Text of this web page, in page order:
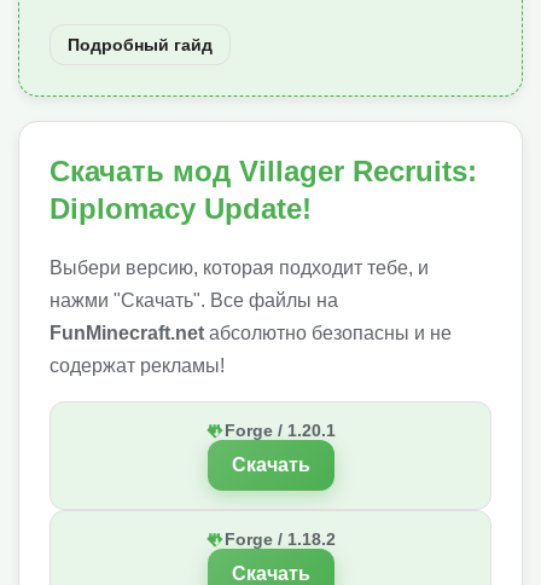
Подробный гайд
Скачать мод Villager Recruits:
Diplomacy Update!
Выбери версию, которая подходит тебе, и
нажми "Скачать". Все файлы на
FunMinecraft.net абсолютно безопасны и не
содержат рекламы!
Forge / 1.20.1
Скачать
Forge / 1.18.2
Скачать